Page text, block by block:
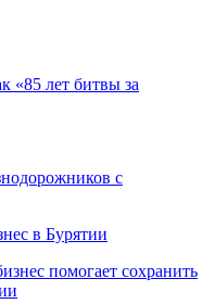
«85 лет битвы за
с
в Бурятии
помогает сохранить